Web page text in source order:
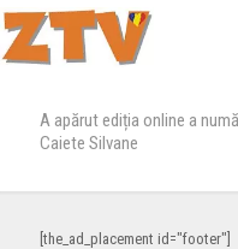
A apărut ediția online a
Caiete Silvane
[the_ad_placement id="footer"]